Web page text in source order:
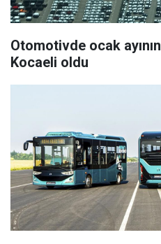
Otomotivde ocak
Kocaeli oldu